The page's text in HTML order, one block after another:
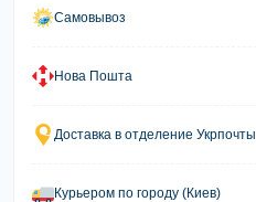
Самовывоз
Нова Пошта
Доставка в отделение Укрпочты
Курьером по городу (Киев)